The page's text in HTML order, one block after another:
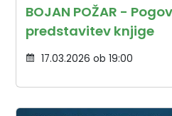
BOJAN POŽAR -
predstavitev knjige
17.03.2026 ob 19:00